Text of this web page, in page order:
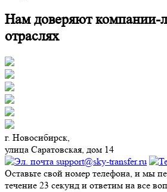
Нам доверяют компании-
отраслях
г. Новосибирск,
улица Саратовская, дом 14
support@sky-transfer.ru
Оставьте свой номер телефона, и мы
течение 23 секунд и ответим на все